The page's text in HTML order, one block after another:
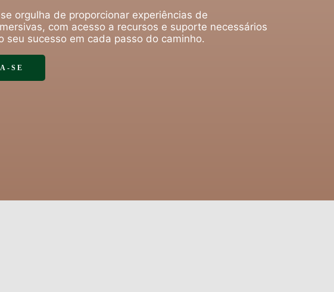
orgulha de proporcionar experiências de
com acesso a recursos e suporte necessários
seu sucesso em cada passo do caminho.
SE